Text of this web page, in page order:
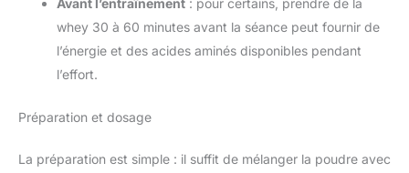
whey 30 à 60 minutes avant la séance peut fournir de
l’énergie et des acides aminés disponibles pendant
l’effort.
Préparation et dosage
La préparation est simple : il suffit de mélanger la poudre avec